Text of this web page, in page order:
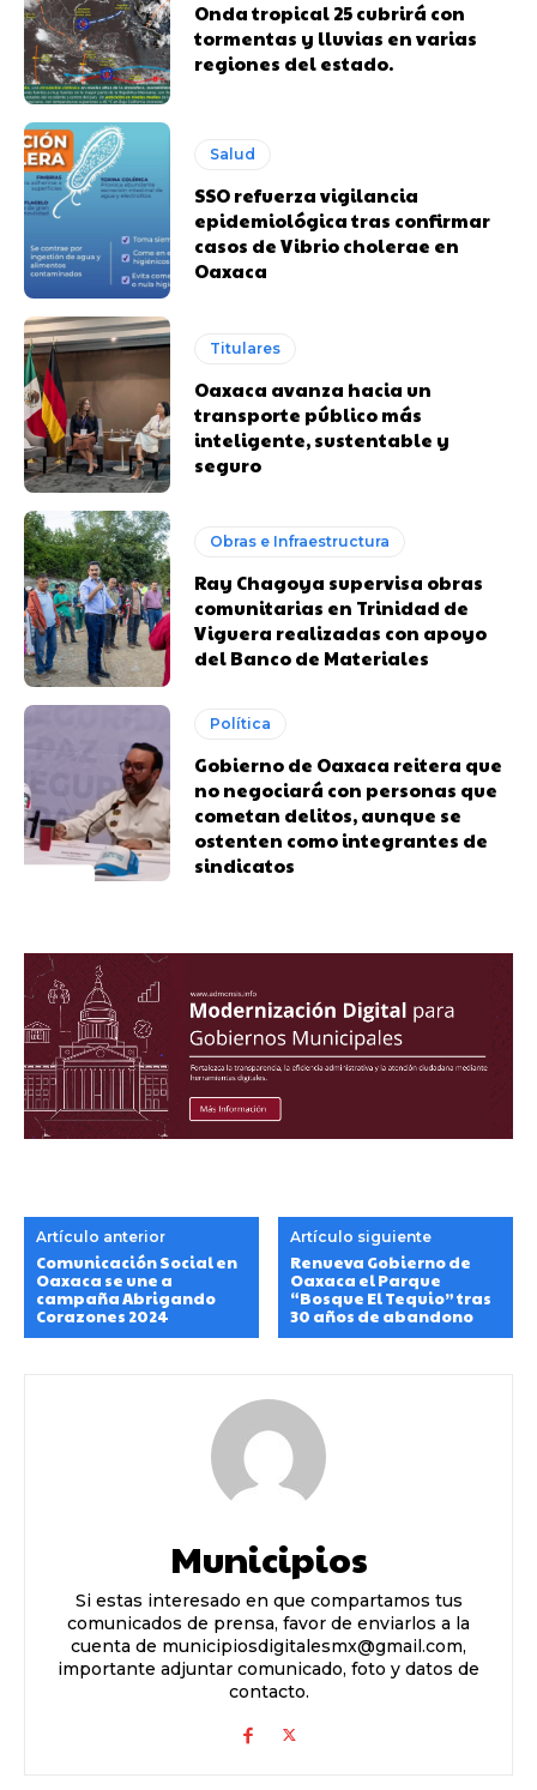
Onda tropical 25 cubrirá con
tormentas y lluvias en varias
regiones del estado.
Salud
SSO refuerza vigilancia
epidemiológica tras confirmar
casos de Vibrio cholerae en
Oaxaca
Titulares
Oaxaca avanza hacia un
transporte público más
inteligente, sustentable y
seguro
Obras e Infraestructura
Ray Chagoya supervisa obras
comunitarias en Trinidad de
Viguera realizadas con apoyo
del Banco de Materiales
Política
Gobierno de Oaxaca reitera que
no negociará con personas que
cometan delitos, aunque se
ostenten como integrantes de
sindicatos
Artículo anterior
Comunicación Social en
Oaxaca se une a
campaña Abrigando
Corazones 2024
Artículo siguiente
Renueva Gobierno de
Oaxaca el Parque
“Bosque El Tequio” tras
30 años de abandono
Municipios
Si estas interesado en que compartamos tus
comunicados de prensa, favor de enviarlos a la
cuenta de municipiosdigitalesmx@gmail.com,
importante adjuntar comunicado, foto y datos de
contacto.